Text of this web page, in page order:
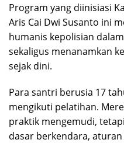
Program yang diinisiasi
Aris Cai Dwi Susanto ini
humanis kepolisian
sekaligus menanamkan
sejak dini.
Para santri berusia 17
mengikuti pelatihan.
praktik mengemudi,
dasar berkendara,